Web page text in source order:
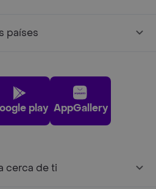
países
play AppGallery
cerca de ti